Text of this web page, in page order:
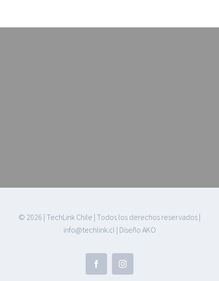
© 2026 | TechLink Chile | Todos los derechos reservados |
info@techlink.cl | Diseño AKO
FacebookInstagram